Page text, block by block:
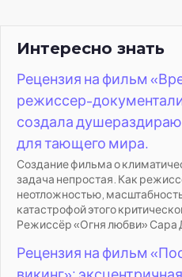
Интересно знать
Рецензия на фильм
режиссер-
создала
для тающего мира.
Создание фильма о
задача непростая. Как
неотложностью,
катастрофой этого
Режиссёр «Огня любви» Сара
Рецензия на фильм